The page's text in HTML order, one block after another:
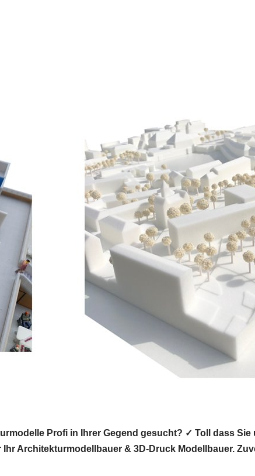
Profi in Ihrer Gegend gesucht? ✓ Toll dass
Architekturmodellbauer & 3D-Druck Modellbauer.